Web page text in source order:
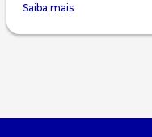
Saiba mais